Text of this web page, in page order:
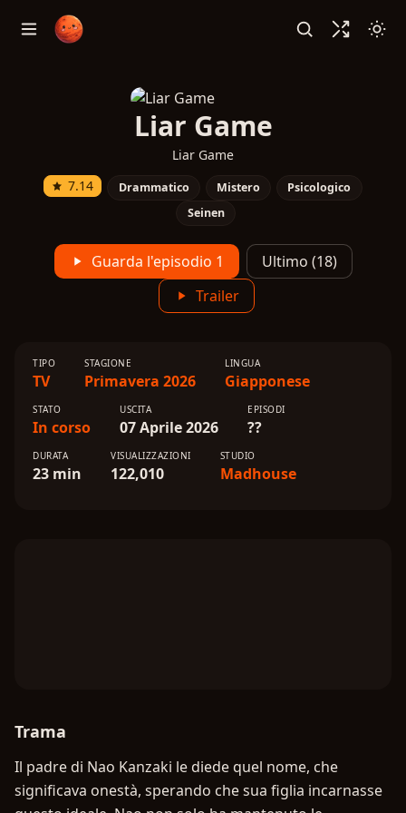
Liar Game
Liar Game
7.14
Drammatico Mistero
Psicologico
Seinen
Guarda l'episodio 1
Ultimo (18)
Trailer
TIPO
TV
STAGIONE
Primavera 2026
LINGUA
Giapponese
STATO
In corso
USCITA
07 Aprile 2026
EPISODI
??
DURATA
23 min
VISUALIZZAZIONI
122,010
STUDIO
Madhouse
Trama
Il padre di Nao Kanzaki le diede quel nome, che
significava onestà, sperando che sua figlia incarnasse